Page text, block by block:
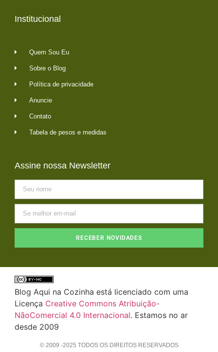
Institucional
Quem Sou Eu
Sobre o Blog
Política de privacidade
Anuncie
Contato
Tabela de pesos e medidas
Assine nossa Newsletter
RECEBER NOVIDADES
Blog Aqui na Cozinha está licenciado com uma
Licença Creative Commons Atribuição-
NãoComercial 4.0 Internacional. Estamos no ar
desde 2009
© 2009 -2025 TODOS OS DIREITOS RESERVADOS